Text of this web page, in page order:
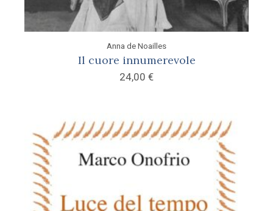
Anna de Noailles
Il cuore innumerevole
24,00 €